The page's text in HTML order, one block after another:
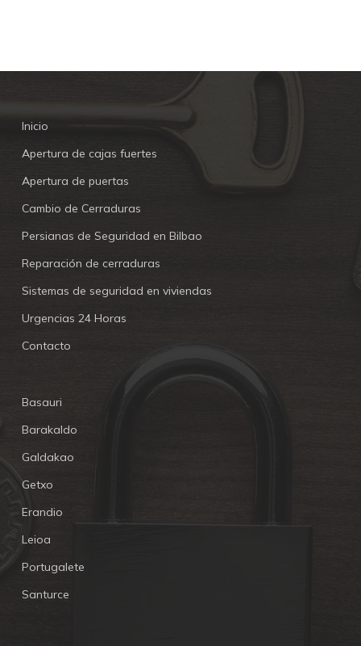
Inicio
Apertura de cajas fuertes
Apertura de puertas
Cambio de Cerraduras
Persianas de Seguridad en Bilbao
Reparación de cerraduras
Sistemas de seguridad en viviendas
Urgencias 24 Horas
Contacto
Basauri
Barakaldo
Galdakao
Getxo
Erandio
Leioa
Portugalete
Santurce